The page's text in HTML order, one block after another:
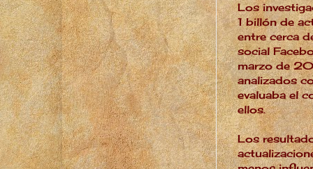
Los
1 billón de
entre cerca
social
marzo de
analizados
evaluaba el
ellos.
Los